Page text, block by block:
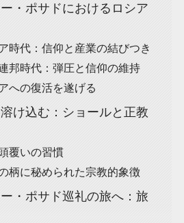
・ポサドにおけるロシア
時代：信仰と産業の結びつき
邦時代：弾圧と信仰の維持
への復活を遂げる
け込む：ショールと正教
覆いの習慣
柄に秘められた宗教的象徴
・ポサド巡礼の旅へ：旅